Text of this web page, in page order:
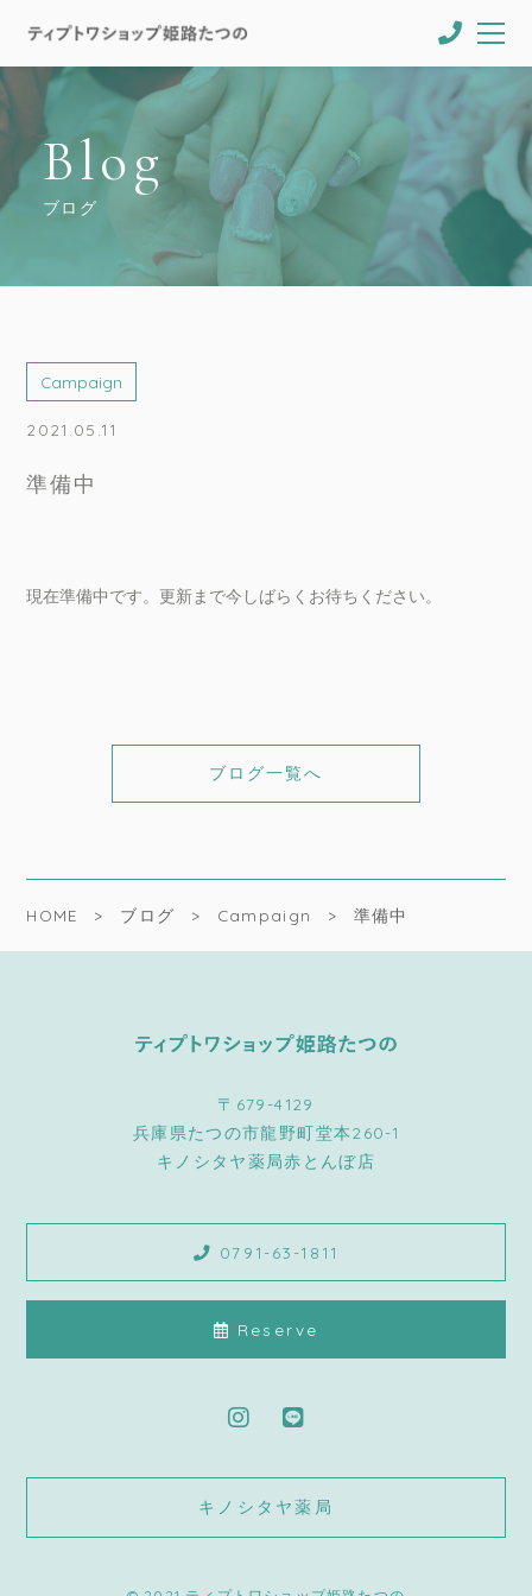
Blog
ブログ
Campaign
2021.05.11
準備中
現在準備中です。更新まで今しばらくお待ちください。
ブログ一覧へ
HOME ブログ Campaign 準備中
〒679-4129
兵庫県たつの市龍野町堂本260-1
キノシタヤ薬局赤とんぼ店
0791-63-1811
Reserve
キノシタヤ薬局